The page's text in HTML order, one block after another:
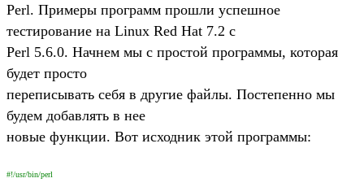
Perl. Примеры программ прошли успешное
тестирование на Linux Red Hat 7.2 c
Perl 5.6.0. Начнем мы с простой программы, которая
будет просто
переписывать себя в другие файлы. Постепенно мы
будем добавлять в нее
новые функции. Вот исходник этой программы:
#!/usr/bin/perl